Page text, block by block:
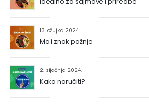
Idealno za sajmove i priredbe
13. ožujka 2024.
Mali znak pažnje
2. siječnja 2024.
Kako naručiti?